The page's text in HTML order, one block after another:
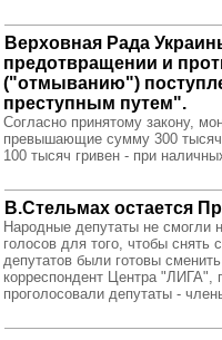
Верховная Рада
предотвращении и
("отмыванию")
преступным путем".
Согласно принятому закону,
превышающие сумму 300 тысяч
100 тысяч гривен - при
В.Стельмах остается
Народные депутаты не смогли
голосов для того, чтобы
депутатов были готовы
корреспондент Центра "ЛИГА",
проголосовали депутаты -